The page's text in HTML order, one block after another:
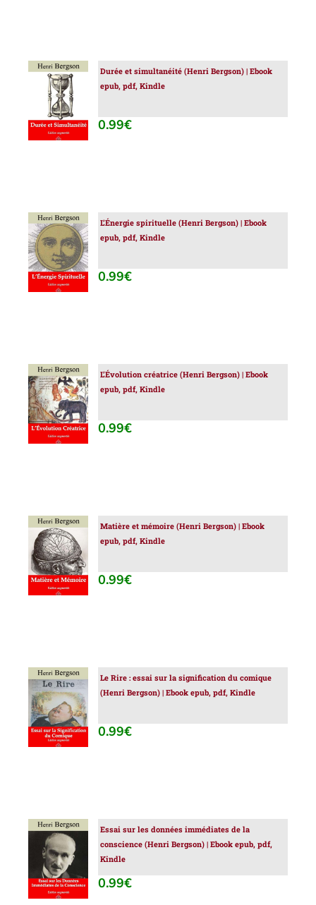
AJOUTER
AU
PANIER
/
DÉTAILS
Durée et simultanéité (Henri Bergson) | Ebook
epub, pdf, Kindle
0.99€
AJOUTER
AU
PANIER
/
DÉTAILS
L’Énergie spirituelle (Henri Bergson) | Ebook
epub, pdf, Kindle
0.99€
AJOUTER
AU
PANIER
/
DÉTAILS
L’Évolution créatrice (Henri Bergson) | Ebook
epub, pdf, Kindle
0.99€
AJOUTER
AU
PANIER
/
DÉTAILS
Matière et mémoire (Henri Bergson) | Ebook
epub, pdf, Kindle
0.99€
AJOUTER
AU
PANIER
/
DÉTAILS
Le Rire : essai sur la signification du comique
(Henri Bergson) | Ebook epub, pdf, Kindle
0.99€
AJOUTER
AU
PANIER
/
DÉTAILS
Essai sur les données immédiates de la
conscience (Henri Bergson) | Ebook epub, pdf,
Kindle
0.99€